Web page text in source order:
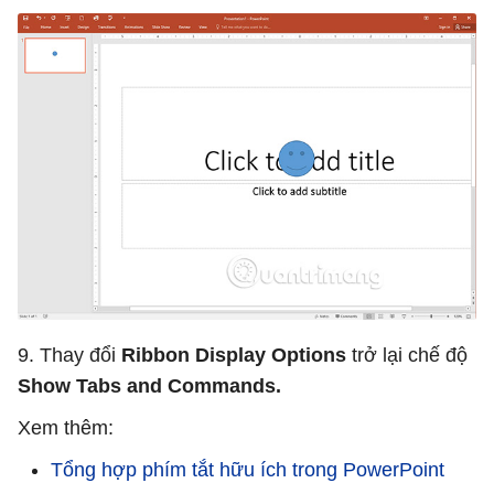
9. Thay đổi Ribbon Display Options trở lại chế độ
Show Tabs and Commands.
Xem thêm:
Tổng hợp phím tắt hữu ích trong PowerPoint